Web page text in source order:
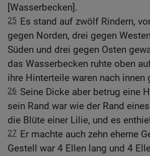
[Wasserbecken].
25 Es stand auf zwölf Rindern,
gegen Norden, drei gegen
Süden und drei gegen Osten
das Wasserbecken ruhte oben
ihre Hinterteile waren nach innen
26 Seine Dicke aber betrug eine
sein Rand war wie der Rand
die Blüte einer Lilie, und es
27 Er machte auch zehn eherne
Gestell war 4 Ellen lang und 4